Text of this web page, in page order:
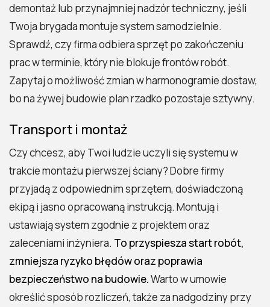
demontaż lub przynajmniej nadzór techniczny, jeśli
Twoja brygada montuje system samodzielnie.
Sprawdź, czy firma odbiera sprzęt po zakończeniu
prac w terminie, który nie blokuje frontów robót.
Zapytaj o możliwość zmian w harmonogramie dostaw,
bo na żywej budowie plan rzadko pozostaje sztywny.
Transport i montaż
Czy chcesz, aby Twoi ludzie uczyli się systemu w
trakcie montażu pierwszej ściany? Dobre firmy
przyjadą z odpowiednim sprzętem, doświadczoną
ekipą i jasno opracowaną instrukcją. Montują i
ustawiają system zgodnie z projektem oraz
zaleceniami inżyniera. To przyspiesza start robót,
zmniejsza ryzyko błędów oraz poprawia
bezpieczeństwo na budowie.Warto w umowie
określić sposób rozliczeń, także za nadgodziny przy